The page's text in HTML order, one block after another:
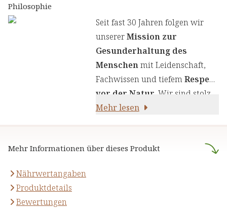
Wir legen großen Wert auf
einen genauen Auswahlprozess
unserer Inhaltsstoffe, um Ihnen
sorgfältig zusammengestellte
Produkte zu liefern. Wir nutzen
die Kraft von Kräutern,
Pflanzenstoffen und anderen
Wohlbefinden.
Mehr Informationen über dieses Produkt
Nährwertangaben
Produktdetails
Bewertungen
Philosophie
Seit fast 30 Jahren folgen wir
unsererMission zur
Gesunderhaltung des
Menschenmit Leidenschaft,
Fachwissen und tiefemRespekt
vor der Natur . Wir sind stolz
darauf,naturreine Produkte
stützen.
Mehr lesen